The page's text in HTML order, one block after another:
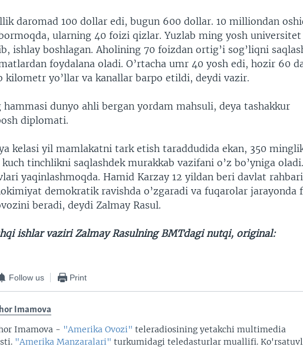
daromad 100 dollar edi, bugun 600 dollar. 10 milliondan
ularning 40 foizi qizlar. Yuzlab ming yosh universitet
ishlay boshlagan. Aholining 70 foizdan ortig’i sog’liqni
foydalana oladi. O’rtacha umr 40 yosh edi, hozir 60
kilometr yo’llar va kanallar barpo etildi, deydi vazir.
dunyo ahli bergan yordam mahsuli, deya tashakkur
diplomati.
kelasi yil mamlakatni tark etish taraddudida ekan, 350
tinchlikni saqlashdek murakkab vazifani o’z bo’yniga oladi.
yaqinlashmoqda. Hamid Karzay 12 yildan beri davlat
demokratik ravishda o’zgaradi va fuqarolar jarayonda
beradi, deydi Zalmay Rasul.
ishlar vaziri Zalmay Rasulning BMTdagi nutqi, original:
Follow us Print
Imamova
Imamova - "Amerika Ovozi" teleradiosining yetakchi multimedia
"Amerika Manzaralari"turkumidagi teledasturlar muallifi.